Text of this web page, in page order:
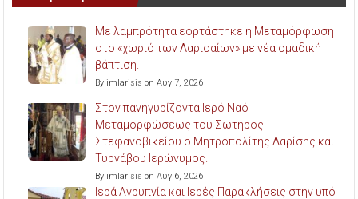
Με λαμπρότητα εορτάστηκε η Μεταμόρφωση
στο «χωριό των Λαρισαίων» με νέα ομαδική
βάπτιση.
By imlarisis on Αυγ 7, 2026
Στον πανηγυρίζοντα Ιερό Ναό
Μεταμορφώσεως του Σωτήρος
Στεφανοβικείου ο Μητροπολίτης Λαρίσης και
Τυρνάβου Ιερώνυμος.
By imlarisis on Αυγ 6, 2026
Ιερά Αγρυπνία και Ιερές Παρακλήσεις στην υπό